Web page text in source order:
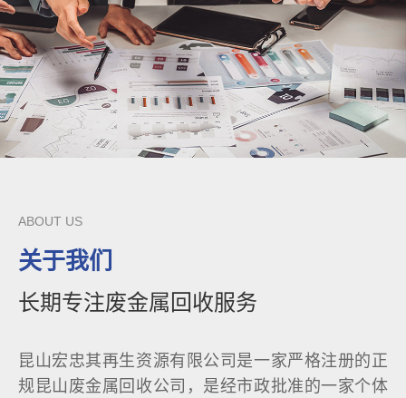
ABOUT US
关于我们
长期专注废金属回收服务
昆山宏忠其再生资源有限公司是一家严格注册的正
规昆山废金属回收公司，是经市政批准的一家个体